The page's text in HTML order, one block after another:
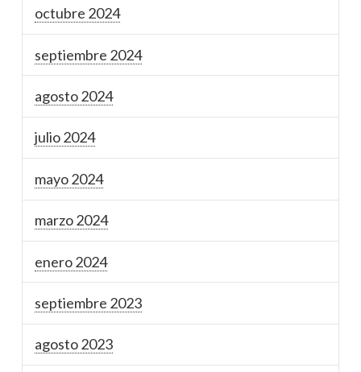
octubre 2024
septiembre 2024
agosto 2024
julio 2024
mayo 2024
marzo 2024
enero 2024
septiembre 2023
agosto 2023